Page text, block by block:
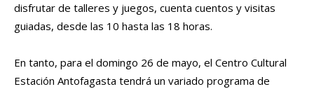
disfrutar de talleres y juegos, cuenta cuentos y visitas
guiadas, desde las 10 hasta las 18 horas.
En tanto, para el domingo 26 de mayo, el Centro Cultural
Estación Antofagasta tendrá un variado programa de